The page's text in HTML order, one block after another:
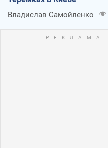
Владислав Самойленко